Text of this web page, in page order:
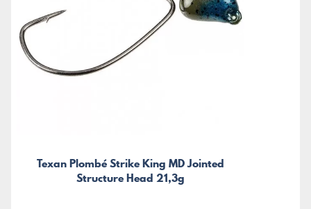
Texan Plombé Strike King MD Jointed
Structure Head 21,3g